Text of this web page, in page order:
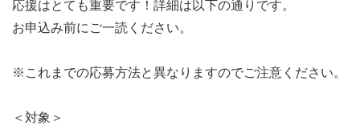
応援はとても重要です！詳細は以下の通りです。
お申込み前にご一読ください。
※これまでの応募方法と異なりますのでご注意ください。
＜対象＞